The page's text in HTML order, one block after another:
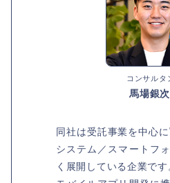
コンサルタ
馬場銀
同社は受託事業を中心
システム／スマートフ
く展開している企業です